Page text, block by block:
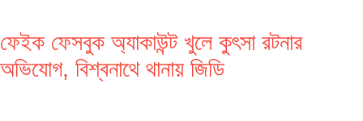
ফেইক ফেসবুক অ্যাকাউন্ট খুলে কুৎসা রটনার
অভিযোগ, বিশ্বনাথে থানায় জিডি